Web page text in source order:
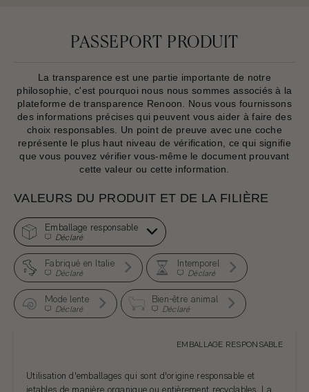
PASSEPORT PRODUIT
La transparence est une partie importante de notre
philosophie, c'est pourquoi nous nous sommes associés à la
plateforme de transparence Renoon . Nous vous fournissons
des informations précises qui peuvent vous aider à faire des
choix responsables. Un point de preuve avec une coche
représente le plus haut niveau de vérification, ce qui signifie
que vous pouvez vérifier vous-même le document prouvant
cette valeur ou cette information.
VALEURS DU PRODUIT ET DE LA FILIÈRE
Emballage responsable
Déclaré
Fabriqué en Italie
Déclaré
Intemporel
Déclaré
Mode lente
Déclaré
Bien-être animal
Déclaré
EMBALLAGE RESPONSABLE
Utilisation d'emballages qui sont d'origine responsable et
jetables de manière organique ou entièrement recyclables. La